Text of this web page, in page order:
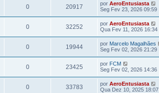
0 20917 por AeroEntusiasta
Seg Fev 23, 2026 09:59
0 32252 por AeroEntusiasta
Qua Fev 11, 2026 16:34
0 19944 por Marcelo Magalhães
Seg Fev 02, 2026 21:29
0 23425 por FCM
Seg Fev 02, 2026 14:36
0 33783 por AeroEntusiasta
Qua Dez 10, 2025 18:07